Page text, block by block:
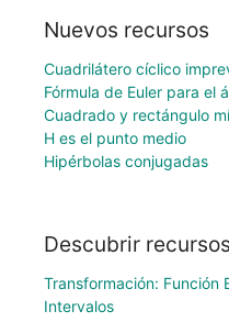
Nuevos recursos
Cuadrilátero cíclico
Fórmula de Euler para el
Cuadrado y rectángulo
H es el punto medio
Hipérbolas conjugadas
Descubrir recursos
Transformación: Función
Intervalos